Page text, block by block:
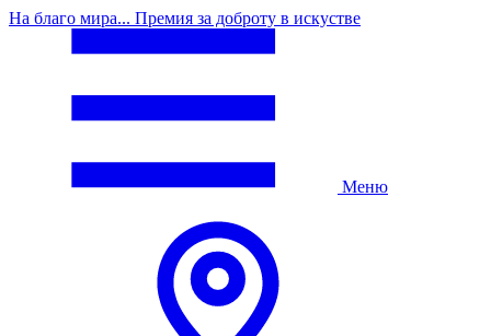
На благо мира... Премия за доброту в искустве
Меню